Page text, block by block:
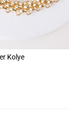
Kolye